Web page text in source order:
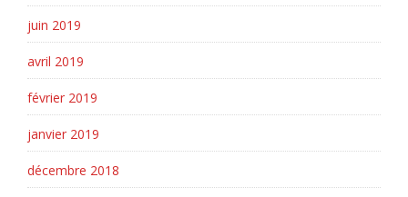
juin 2019
avril 2019
février 2019
janvier 2019
décembre 2018